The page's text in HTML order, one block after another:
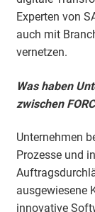
Experten von
auch mit
vernetzen.
Was haben
zwischen
Unternehmen
Prozesse und
ausgewiesene
innovative